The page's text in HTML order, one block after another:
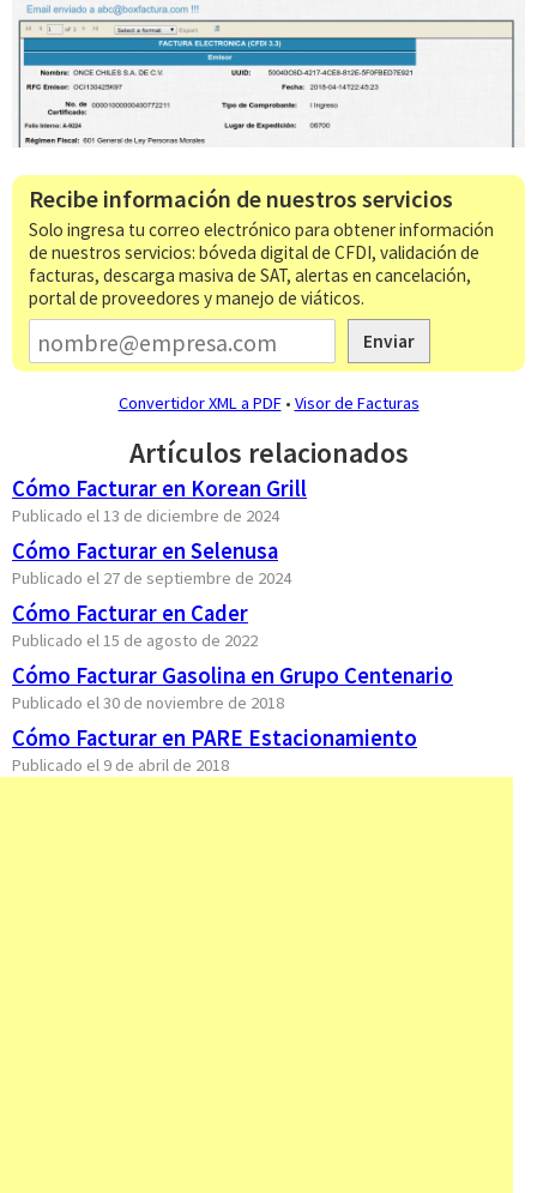
Recibe información de nuestros servicios
Solo ingresa tu correo electrónico para obtener información
de nuestros servicios: bóveda digital de CFDI, validación de
facturas, descarga masiva de SAT, alertas en cancelación,
portal de proveedores y manejo de viáticos.
Enviar
Convertidor XML a PDF• Visor de Facturas
Artículos relacionados
Cómo Facturar en Korean Grill
Publicado el 13 de diciembre de 2024
Cómo Facturar en Selenusa
Publicado el 27 de septiembre de 2024
Cómo Facturar en Cader
Publicado el 15 de agosto de 2022
Cómo Facturar Gasolina en Grupo Centenario
Publicado el 30 de noviembre de 2018
Cómo Facturar en PARE Estacionamiento
Publicado el 9 de abril de 2018